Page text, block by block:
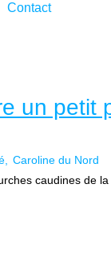
Contact
un petit
Caroline du Nord
caudines de la